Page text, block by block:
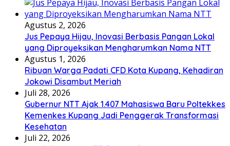
Agustus 2, 2026
Jus Pepaya Hijau, Inovasi Berbasis Pangan Lokal
yang Diproyeksikan Mengharumkan Nama NTT
Agustus 1, 2026
Ribuan Warga Padati CFD Kota Kupang, Kehadiran
Jokowi Disambut Meriah
Juli 28, 2026
Gubernur NTT Ajak 1.407 Mahasiswa Baru Poltekkes
Kemenkes Kupang Jadi Penggerak Transformasi
Kesehatan
Juli 22, 2026